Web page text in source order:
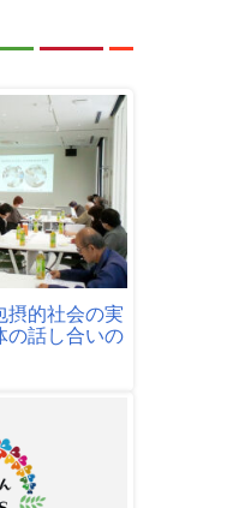
摂的社会の実
の話し合いの